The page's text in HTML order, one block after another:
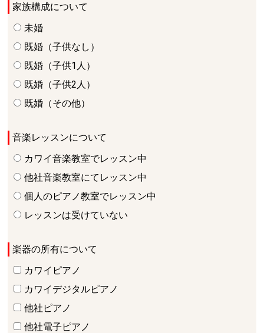
家族構成について
未婚
既婚（子供なし）
既婚（子供1人）
既婚（子供2人）
既婚（その他）
音楽レッスンについて
カワイ音楽教室でレッスン中
他社音楽教室にてレッスン中
個人のピアノ教室でレッスン中
レッスンは受けていない
楽器の所有について
カワイピアノ
カワイデジタルピアノ
他社ピアノ
他社電子ピアノ